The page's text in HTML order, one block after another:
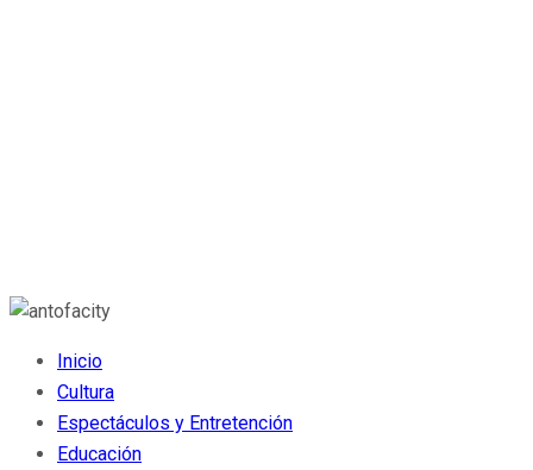
Inicio
Cultura
Espectáculos y Entretención
Educación